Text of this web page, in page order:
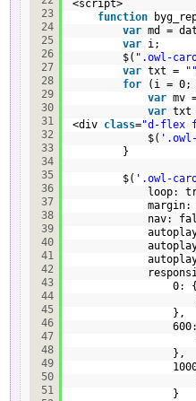
23
24
25
26
27
28
29
30
31
32
33
34
35
36
37
38
39
40
41
42
43
44
45
46
47
48
49
50
51
<script>
function
var md =
var i;
$( ".owl-
var txt = ""
for
(i = 0;
var mv
var txt
<div class="d-flex
$(
}
$( '.owl-
loop:
margin:
nav:
0: {
},
},
}